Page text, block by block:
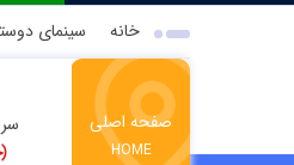
خانه سینمای
صفحه اصلی
HOME